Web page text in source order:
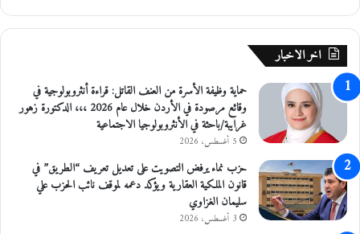
ع
مّ
ن
اخر الاخبار
حماية وظيفة الأسرة من العنف القاتل: قراءة أنثروبولوجية في
وقائع مرصودة في الأردن خلال عام 2026 ،،، الدكتورة زهور
غرايبة/باحثة في الأنثروبولوجيا الاجتماعية
5 أغسطس، 2026
حزب نماء يرفض التصويت على تعديل تعريف “الطريق” في
قانون الملكية العقارية ويؤكد دعمه لموقف نائب الحزب علي
سليمان الغزاوي
3 أغسطس، 2026